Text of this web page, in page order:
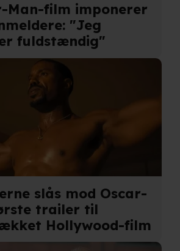
Man-film imponerer
"Jeg
fuldstændig"
slås mod Oscar-
trailer til
Hollywood-film